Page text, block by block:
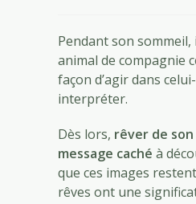
la
publication :
Pendant son sommeil,
animal de compagnie
façon d’agir dans
interpréter.
Dès lors, rêver de
message caché à
que ces images
rêves ont une